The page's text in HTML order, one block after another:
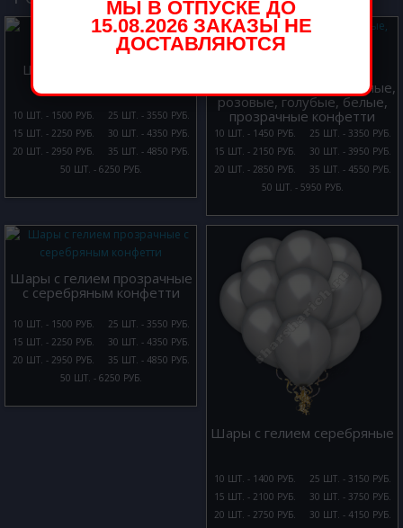
Шары с гелием Шарики
10 ШТ. - 1500 РУБ.
15 ШТ. - 2250 РУБ.
20 ШТ. - 2950 РУБ.
25 ШТ. - 3550 РУБ.
30 ШТ. - 4350 РУБ.
35 ШТ. - 4850 РУБ.
50 ШТ. - 6250 РУБ.
Шары с гелием серебряные,
розовые, голубые, белые,
прозрачные конфетти
10 ШТ. - 1450 РУБ.
15 ШТ. - 2150 РУБ.
20 ШТ. - 2850 РУБ.
25 ШТ. - 3350 РУБ.
30 ШТ. - 3950 РУБ.
35 ШТ. - 4550 РУБ.
50 ШТ. - 5950 РУБ.
Шары с гелием прозрачные
с серебряным конфетти
10 ШТ. - 1500 РУБ.
15 ШТ. - 2250 РУБ.
20 ШТ. - 2950 РУБ.
25 ШТ. - 3550 РУБ.
30 ШТ. - 4350 РУБ.
35 ШТ. - 4850 РУБ.
50 ШТ. - 6250 РУБ.
Шары с гелием серебряные
10 ШТ. - 1400 РУБ.
15 ШТ. - 2100 РУБ.
20 ШТ. - 2750 РУБ.
25 ШТ. - 3150 РУБ.
30 ШТ. - 3750 РУБ.
30 ШТ. - 4150 РУБ.
МЫ В ОТПУСКЕ ДО
15.08.2026 ЗАКАЗЫ НЕ
ДОСТАВЛЯЮТСЯ